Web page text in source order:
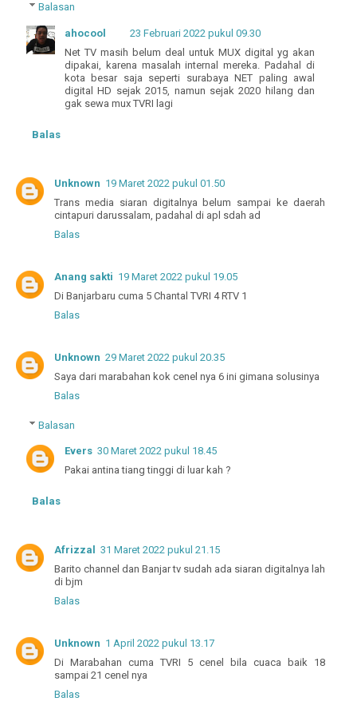
Balasan
ahocool
23 Februari 2022 pukul 09.30
Net TV masih belum deal untuk MUX digital yg akan
dipakai, karena masalah internal mereka. Padahal di
kota besar saja seperti surabaya NET paling awal
digital HD sejak 2015, namun sejak 2020 hilang dan
gak sewa mux TVRI lagi
Balas
Unknown 19 Maret 2022 pukul 01.50
Trans media siaran digitalnya belum sampai ke daerah
cintapuri darussalam, padahal di apl sdah ad
Balas
Anang sakti 19 Maret 2022 pukul 19.05
Di Banjarbaru cuma 5 Chantal TVRI 4 RTV 1
Balas
Unknown 29 Maret 2022 pukul 20.35
Saya dari marabahan kok cenel nya 6 ini gimana solusinya
Balas
Balasan
Evers 30 Maret 2022 pukul 18.45
Pakai antina tiang tinggi di luar kah ?
Balas
Afrizzal 31 Maret 2022 pukul 21.15
Barito channel dan Banjar tv sudah ada siaran digitalnya lah
di bjm
Balas
Unknown 1 April 2022 pukul 13.17
Di Marabahan cuma TVRI 5 cenel bila cuaca baik 18
sampai 21 cenel nya
Balas